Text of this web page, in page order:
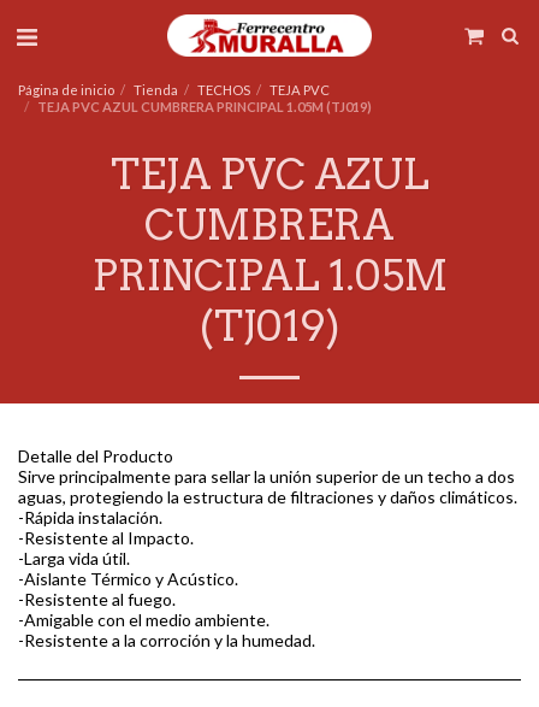
Página de inicio Tienda TECHOS
TEJA PVC
TEJA PVC AZUL CUMBRERA PRINCIPAL 1.05M (TJ019)
TEJA PVC AZUL
CUMBRERA
PRINCIPAL 1.05M
(TJ019)
Detalle del Producto
Sirve principalmente para sellar la unión superior de un techo a dos
aguas, protegiendo la estructura de filtraciones y daños climáticos.
-Rápida instalación.
-Resistente al Impacto.
-Larga vida útil.
-Aislante Térmico y Acústico.
-Resistente al fuego.
-Amigable con el medio ambiente.
-Resistente a la corroción y la humedad.